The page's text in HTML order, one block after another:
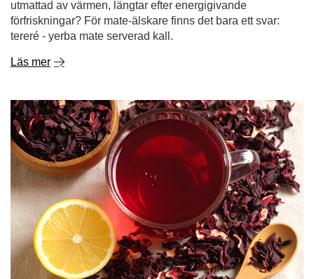
Hibiskuste - syrlig smak, livlig färg, oändliga
möjligheter!
Vill du ha ett utsökt, lätt syrligt te med en intensiv
rubinfärg som inte bara smakar gott utan också är bra för
kroppen? Perfekt tajming! Hibiskus är en växt som
fungerar utmärkt som bas för uppfriskande